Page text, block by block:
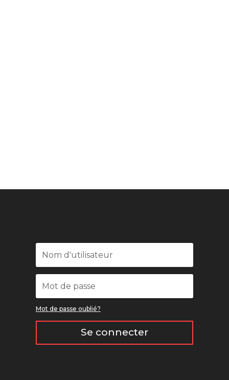
Mot de passe oublié?
Se connecter